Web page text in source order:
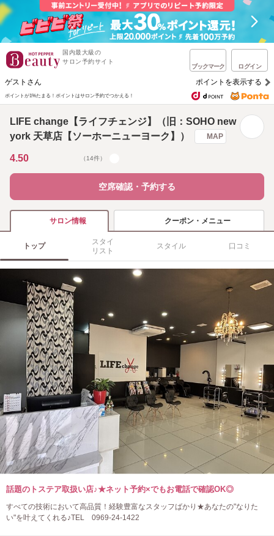
国内最大級の
サロン予約サイト
ブックマーク ログイン
ゲストさん ポイントを表示する
ポイントが1%たまる！ ポイントはサロン予約でつかえる！
LIFE change【ライフチェンジ】（旧：SOHO new
york 天草店【ソーホーニューヨーク】）
MAP
4.50 （14件）
空席確認・予約する
サロン情報 クーポン・メニュー
トップ
スタイ
リスト
スタイル 口コミ
話題のトステア取扱い店♪★ネット予約×でもお電話で確認OK◎
すべての技術において高品質！経験豊富なスタッフばかり★あなたの"なりた
い"を叶えてくれる♪TEL 0969-24-1422